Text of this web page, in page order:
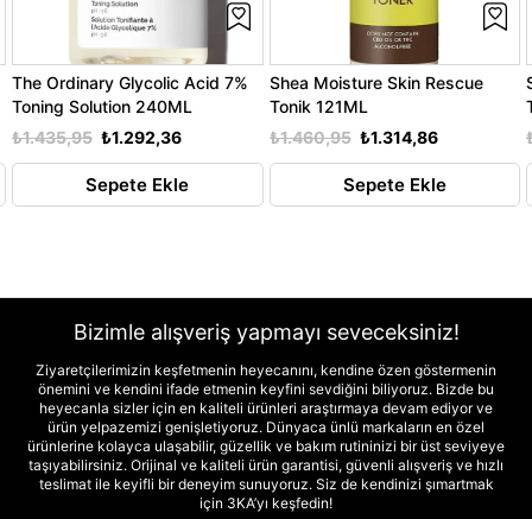
The Ordinary Glycolic Acid 7%
Toning Solution 240ML
₺1.292,36
₺1.435,95
Sepete Ekle
Shea Moisture Skin Rescue
Tonik 121ML
₺1.314,86
₺1.460,95
Sepete Ekle
Bizimle alışveriş yapmayı seveceksiniz!
Ziyaretçilerimizin keşfetmenin heyecanını, kendine özen göstermenin
önemini ve kendini ifade etmenin keyfini sevdiğini biliyoruz. Bizde bu
heyecanla sizler için en kaliteli ürünleri araştırmaya devam ediyor ve
ürün yelpazemizi genişletiyoruz. Dünyaca ünlü markaların en özel
ürünlerine kolayca ulaşabilir, güzellik ve bakım rutininizi bir üst seviyeye
taşıyabilirsiniz. Orijinal ve kaliteli ürün garantisi, güvenli alışveriş ve hızlı
teslimat ile keyifli bir deneyim sunuyoruz. Siz de kendinizi şımartmak
için 3KA’yı keşfedin!